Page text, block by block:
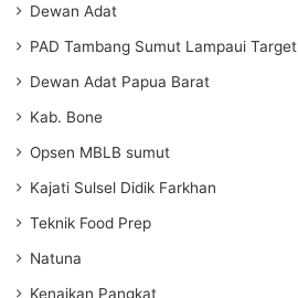
Dewan Adat
PAD Tambang Sumut Lampaui Target
Dewan Adat Papua Barat
Kab. Bone
Opsen MBLB sumut
Kajati Sulsel Didik Farkhan
Teknik Food Prep
Natuna
Kenaikan Pangkat